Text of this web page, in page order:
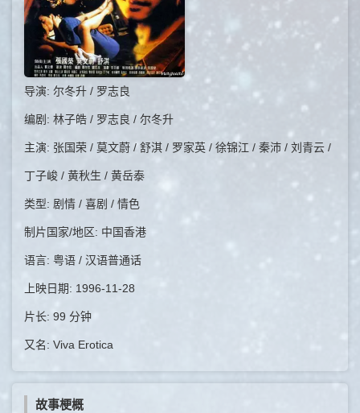
导演: 尔冬升 / 罗志良
编剧: 林子皓 / 罗志良 / 尔冬升
主演: 张国荣 / 莫文蔚 / 舒淇 / 罗家英 / 徐锦江 / 秦沛 / 刘青云 /
丁子峻 / 黄秋生 / 黄岳泰
类型: 剧情 / 喜剧 / 情色
制片国家/地区: 中国香港
语言: 粤语 / 汉语普通话
上映日期: 1996-11-28
片长: 99 分钟
又名: Viva Erotica
故事梗概